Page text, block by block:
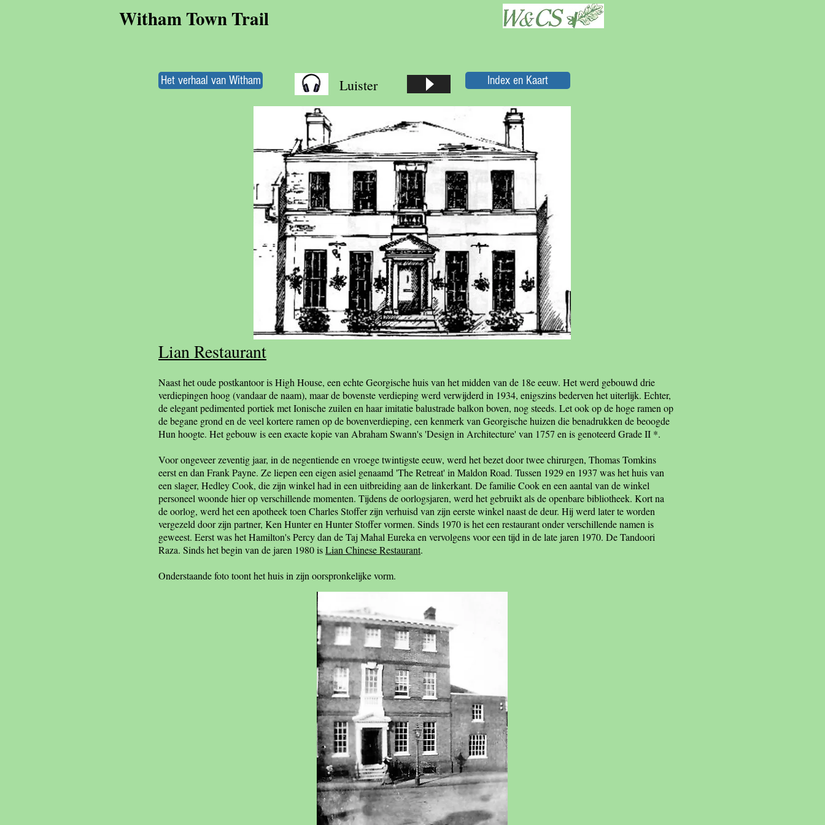
Witham Town Trail
Het verhaal van Witham Luister Index en Kaart
Lian Restaurant
Naast het oude postkantoor is High House, een echte Georgische huis van het midden van de 18e eeuw. Het werd gebouwd drie
verdiepingen hoog (vandaar de naam), maar de bovenste verdieping werd verwijderd in 1934, enigszins bederven het uiterlijk. Echter,
de elegant pedimented portiek met Ionische zuilen en haar imitatie balustrade balkon boven, nog steeds. Let ook op de hoge ramen op
de begane grond en de veel kortere ramen op de bovenverdieping, een kenmerk van Georgische huizen die benadrukken de beoogde
Hun hoogte. Het gebouw is een exacte kopie van Abraham Swann's 'Design in Architecture' van 1757 en is genoteerd Grade II *.
Voor ongeveer zeventig jaar, in de negentiende en vroege twintigste eeuw, werd het bezet door twee chirurgen, Thomas Tomkins
eerst en dan Frank Payne. Ze liepen een eigen asiel genaamd 'The Retreat' in Maldon Road. Tussen 1929 en 1937 was het huis van
een slager, Hedley Cook, die zijn winkel had in een uitbreiding aan de linkerkant. De familie Cook en een aantal van de winkel
personeel woonde hier op verschillende momenten. Tijdens de oorlogsjaren, werd het gebruikt als de openbare bibliotheek. Kort na
de oorlog, werd het een apotheek toen Charles Stoffer zijn verhuisd van zijn eerste winkel naast de deur. Hij werd later te worden
vergezeld door zijn partner, Ken Hunter en Hunter Stoffer vormen. Sinds 1970 is het een restaurant onder verschillende namen is
geweest. Eerst was het Hamilton's Percy dan de Taj Mahal Eureka en vervolgens voor een tijd in de late jaren 1970. De Tandoori
Raza. Sinds het begin van de jaren 1980 isLian Chinese Restaurant.
Onderstaande foto toont het huis in zijn oorspronkelijke vorm.